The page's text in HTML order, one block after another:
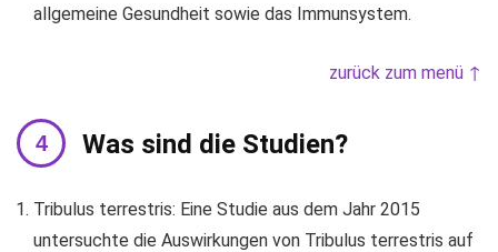
allgemeine Gesundheit sowie das Immunsystem.
zurück zum menü ↑
Was sind die Studien?
Tribulus terrestris: Eine Studie aus dem Jahr 2015
untersuchte die Auswirkungen von Tribulus terrestris auf